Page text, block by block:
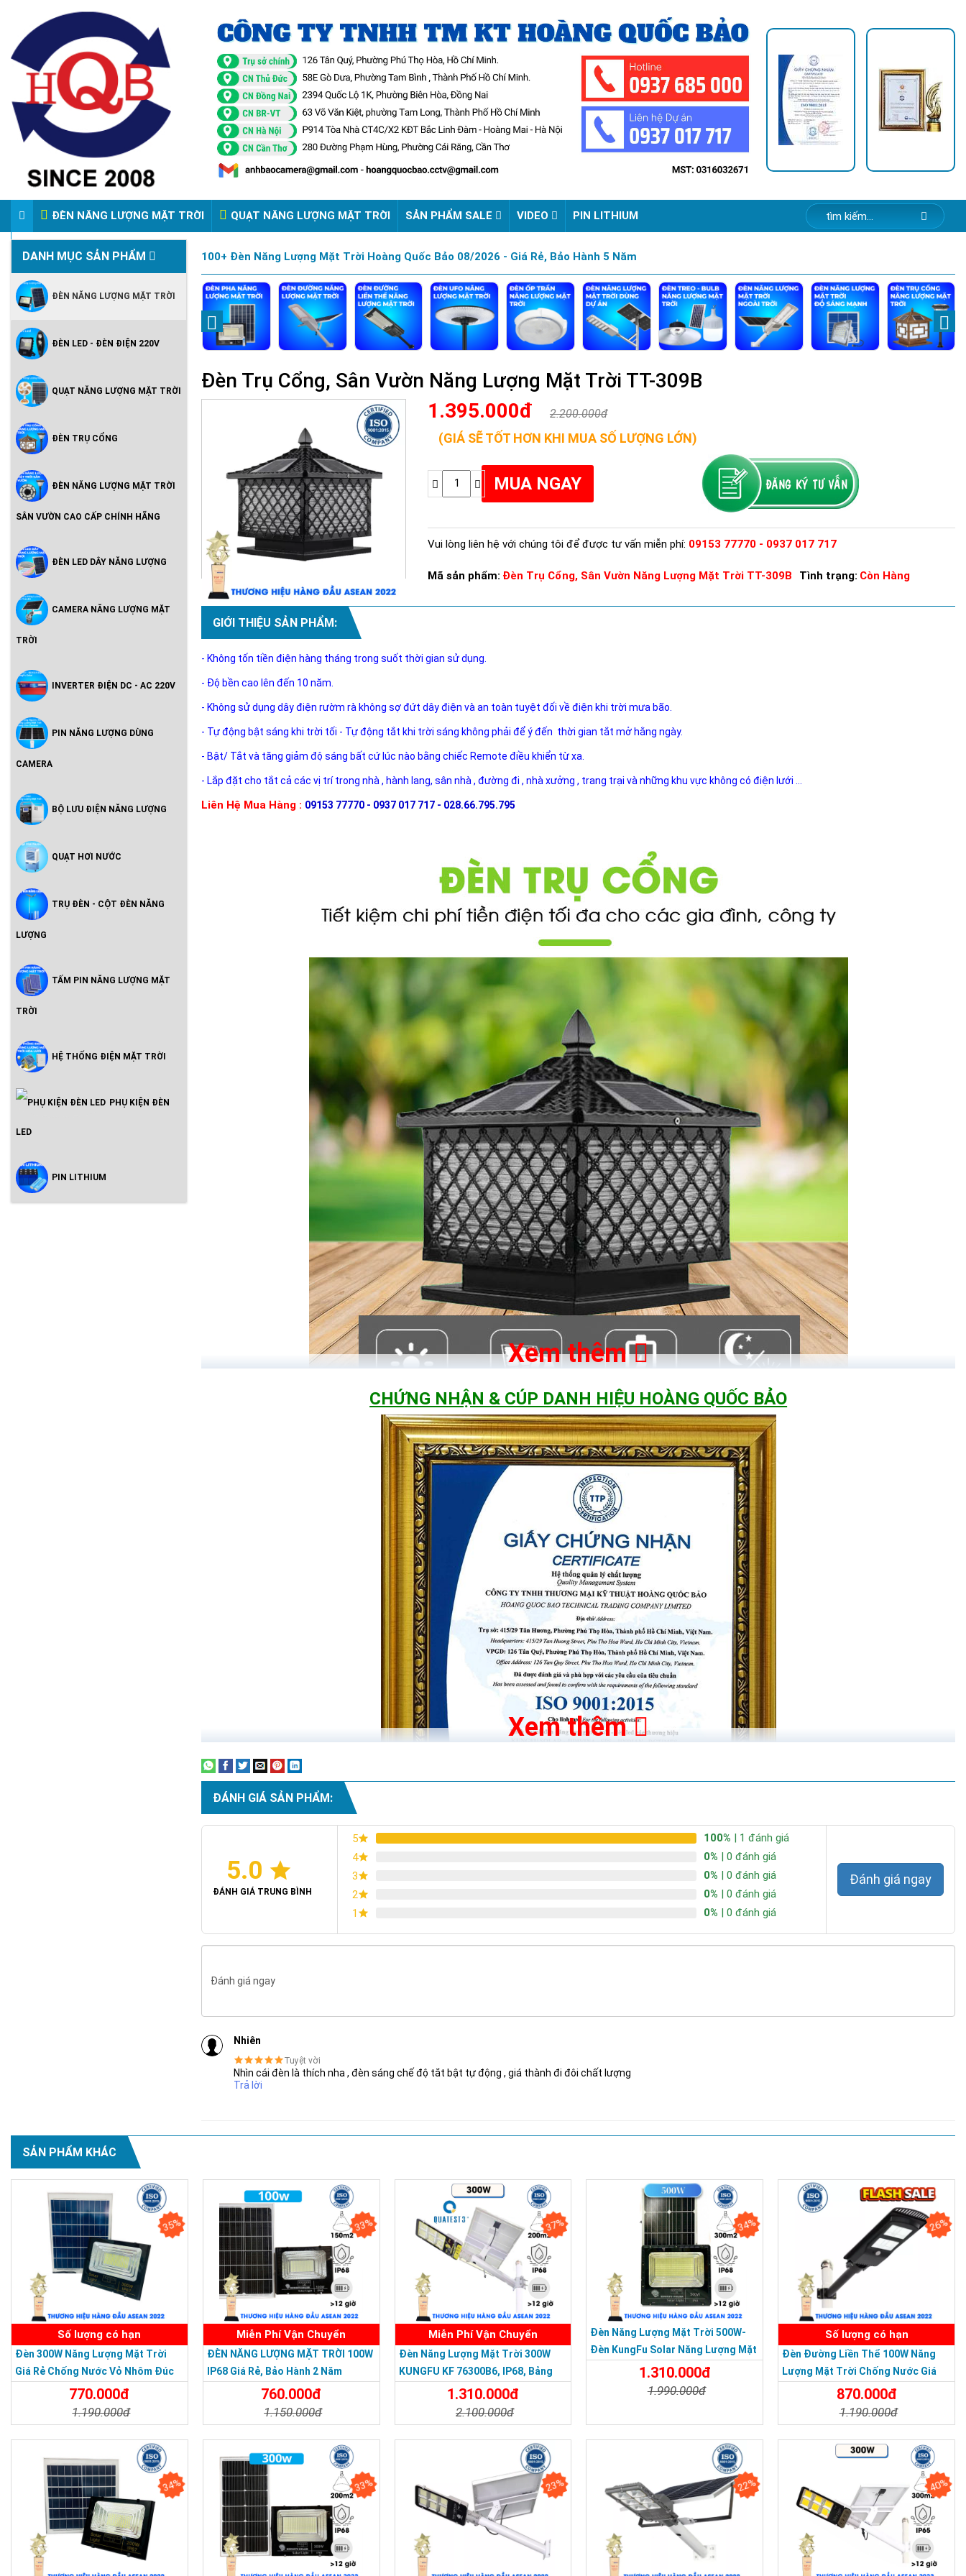
ĐÈN NĂNG LƯỢNG MẶT TRỜI QUẠT NĂNG LƯỢNG MẶT TRỜI SẢN PHẨM SALE VIDEO PIN LITHIUM
VIDEO ĐÈN PHA ĐIỆN 220V
DANH MỤC SẢN PHẨM
ĐÈN NĂNG LƯỢNG MẶT TRỜI
Vườn Cao Cấp Chính Hãng
ĐÈN LED - ĐÈN ĐIỆN 220V
Hoàng Quốc Bảo - Độ Sáng Cao,
QUẠT NĂNG LƯỢNG MẶT TRỜI
ĐÈN TRỤ CỔNG
ĐÈN NĂNG LƯỢNG MẶT TRỜI
SÂN VƯỜN CAO CẤP CHÍNH HÃNG
ĐÈN LED DÂY NĂNG LƯỢNG
CAMERA NĂNG LƯỢNG MẶT
TRỜI
INVERTER ĐIỆN DC - AC 220V
PIN NĂNG LƯỢNG DÙNG
CAMERA
BỘ LƯU ĐIỆN NĂNG LƯỢNG
QUẠT HƠI NƯỚC
TRỤ ĐÈN - CỘT ĐÈN NĂNG
LƯỢNG
TẤM PIN NĂNG LƯỢNG MẶT
TRỜI
HỆ THỐNG ĐIỆN MẶT TRỜI
Inveter Hòa Lưới Có Lưu Trữ -
PHỤ KIỆN ĐÈN
LED
PIN LITHIUM
100+ Đèn Năng Lượng Mặt Trời Hoàng Quốc Bảo 08/2026 - Giá Rẻ, Bảo Hành 5 Năm
Đèn Trụ Cổng, Sân Vườn Năng Lượng Mặt Trời TT-309B
1.395.000đ
2.200.000đ
(GIÁ SẼ TỐT HƠN KHI MUA SỐ LƯỢNG LỚN)
Vui lòng liên hệ với chúng tôi để được tư vấn miễn phí: 09153 77770 - 0937 017 717
Mã sản phẩm: Đèn Trụ Cổng, Sân Vườn Năng Lượng Mặt Trời TT-309B Tình trạng: Còn Hàng
GIỚI THIỆU SẢN PHẨM:
- Không tốn tiền điện hàng tháng trong suốt thời gian sử dụng.
- Độ bền cao lên đến 10 năm.
- Không sử dụng dây điện rườm rà không sợ đứt dây điện và an toàn tuyệt đối về điện khi trời mưa bão.
- Tự động bật sáng khi trời tối - Tự động tắt khi trời sáng không phải để ý đến thời gian tắt mở hằng ngày.
- Bật/ Tắt và tăng giảm độ sáng bất cứ lúc nào bằng chiếc Remote điều khiển từ xa.
- Lắp đặt cho tắt cả các vị trí trong nhà , hành lang, sân nhà , đường đi , nhà xưởng , trang trại và những khu vực không có điện lưới ...
Liên Hệ Mua Hàng : 09153 77770 - 0937 017 717 - 028.66.795.795
Xem thêm
CHỨNG NHẬN & CÚP DANH HIỆU HOÀNG QUỐC BẢO
SẢN PHẨM CHẤT LƯỢNG - DỊCH VỤ TIN DÙNG LẦN VII - 2020
Xem thêm
ĐÁNH GIÁ SẢN PHẨM:
5.0
ĐÁNH GIÁ TRUNG BÌNH
5 100% | 1 đánh giá
4
0% | 0 đánh giá
3
0% | 0 đánh giá
2
0% | 0 đánh giá
1
0% | 0 đánh giá
Đánh giá ngay
Đánh giá ngay
Nhiên
Tuyệt vời
Nhìn cái đèn là thích nha , đèn sáng chế độ tắt bật tự động , giá thành đi đôi chất lượng
Trả lời
SẢN PHẨM KHÁC
35%
Số lượng có hạn
Đèn 300W Năng Lượng Mặt Trời
Giá Rẻ Chống Nước Vỏ Nhôm Đúc
770.000đ
1.190.000đ
33%
Miễn Phí Vận Chuyển
ĐÈN NĂNG LƯỢNG MẶT TRỜI 100W
IP68 Giá Rẻ, Bảo Hành 2 Năm
760.000đ
1.150.000đ
37%
Miễn Phí Vận Chuyển
Đèn Năng Lượng Mặt Trời 300W
KUNGFU KF 76300B6, IP68, Bảng
1.310.000đ
2.100.000đ
34%
Đèn Năng Lượng Mặt Trời 500W-
Đèn KungFu Solar Năng Lượng Mặt
Trời 500W,IP 67 Loại Lớn
1.310.000đ
1.990.000đ
26%
Số lượng có hạn
Đèn Đường Liền Thể 100W Năng
Lượng Mặt Trời Chống Nước Giá
870.000đ
1.190.000đ
34% 33% 23% 22% 40%